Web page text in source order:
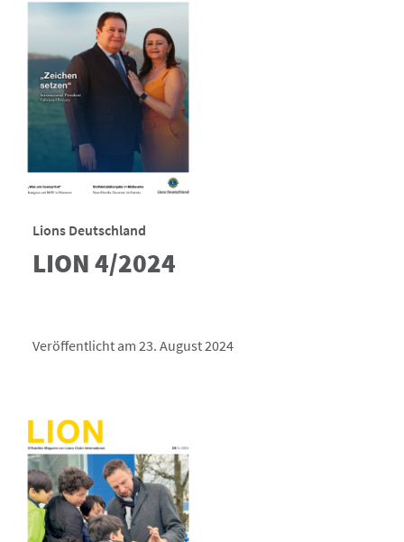
Lions Deutschland
LION 4/2024
Veröffentlicht am 23. August 2024